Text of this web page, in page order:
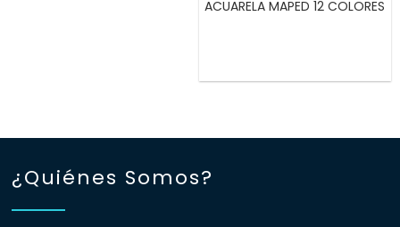
ACUARELA MAPED 12 COLORES
¿Quiénes Somos?